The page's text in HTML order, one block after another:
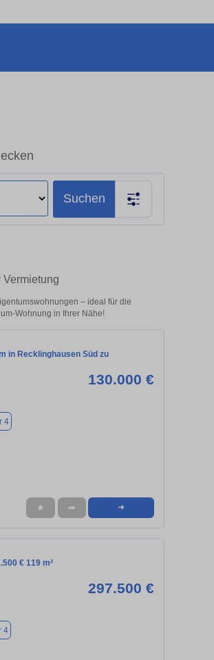
Suchen
– ideal für die
Wohnung in Ihrer Nähe!
in Recklinghausen Süd zu
130.000 €
4
★ ➦ ➜
€ 119 m²
297.500 €
4